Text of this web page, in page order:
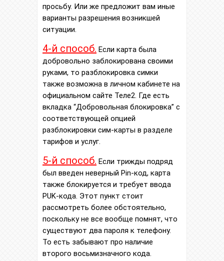
просьбу. Или же предложит вам иные
варианты разрешения возникшей
ситуации.
4-й способ. Если карта была
добровольно заблокирована своими
руками, то разблокировка симки
также возможна в личном кабинете на
официальном сайте Теле2. Где есть
вкладка “Добровольная блокировка” с
соответствующей опцией
разблокировки сим-карты в разделе
тарифов и услуг.
5-й способ. Если трижды подряд
был введен неверный Pin-код, карта
также блокируется и требует ввода
PUK-кода. Этот пункт стоит
рассмотреть более обстоятельно,
поскольку не все вообще помнят, что
существуют два пароля к телефону.
То есть забывают про наличие
второго восьмизначного кода.